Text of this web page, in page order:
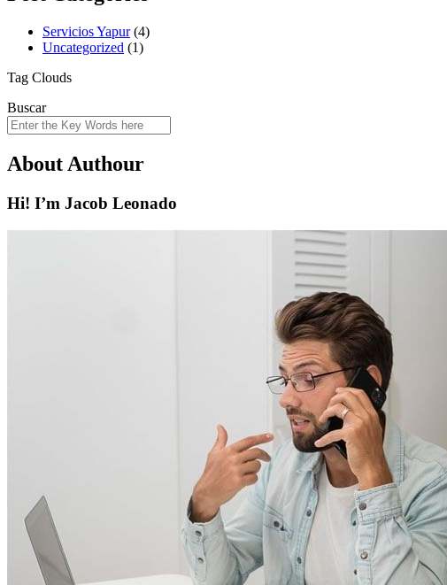
Servicios Yapur(4)
Uncategorized (1)
Tag Clouds
Buscar
About Authour
Hi! I’m Jacob Leonado